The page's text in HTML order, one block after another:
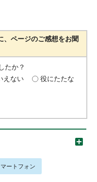
、ページのご感想をお聞
たか？
えない
役にたたな
マートフォン